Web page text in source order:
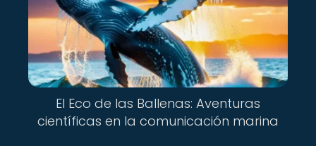
El Eco de las Ballenas: Aventuras
científicas en la comunicación marina